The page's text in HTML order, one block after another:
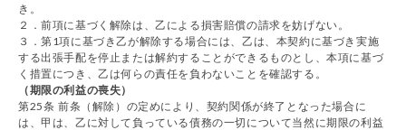
き。
２．前項に基づく解除は、乙による損害賠償の請求を妨げない。
３．第1項に基づき乙が解除する場合には、乙は、本契約に基づき実施
する出張手配を停止または解約することができるものとし、本項に基づ
く措置につき、乙は何らの責任を負わないことを確認する。
（期限の利益の喪失）
第25条 前条（解除）の定めにより、契約関係が終了となった場合に
は、甲は、乙に対して負っている債務の一切について当然に期限の利益